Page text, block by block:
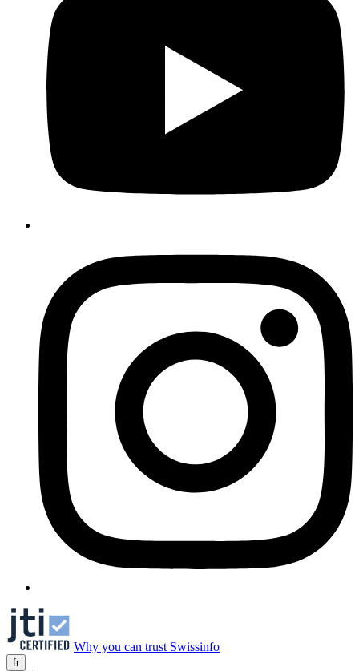
Why you can trust Swissinfo
fr